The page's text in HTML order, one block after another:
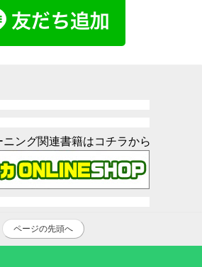
ング関連書籍はコチラから
ページの先頭へ